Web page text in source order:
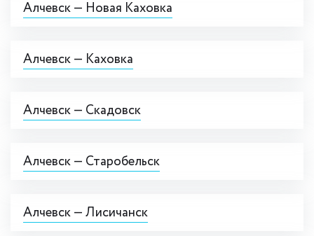
Алчевск — Новая Каховка
Алчевск — Каховка
Алчевск — Скадовск
Алчевск — Старобельск
Алчевск — Лисичанск